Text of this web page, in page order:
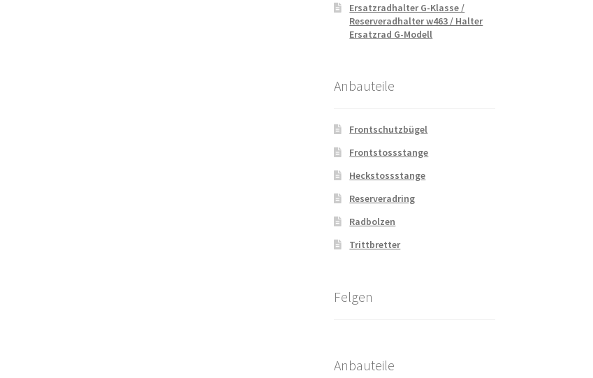
Ersatzradhalter G-Klasse /
Reserveradhalter w463 / Halter
Ersatzrad G-Modell
Anbauteile
Frontschutzbügel
Frontstossstange
Heckstossstange
Reserveradring
Radbolzen
Trittbretter
Felgen
Anbauteile